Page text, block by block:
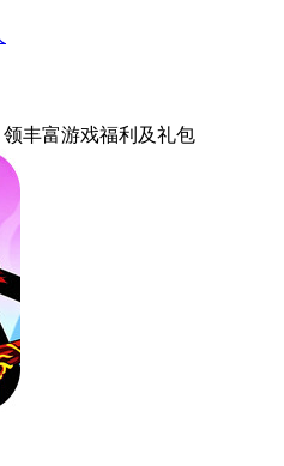
领丰富游戏福利 及礼包